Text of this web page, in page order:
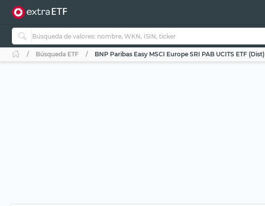
Búsqueda ETF BNP Paribas Easy MSCI Europe SRI PAB UCITS ETF (Dist)